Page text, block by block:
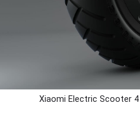
Xiaomi Electric Scooter